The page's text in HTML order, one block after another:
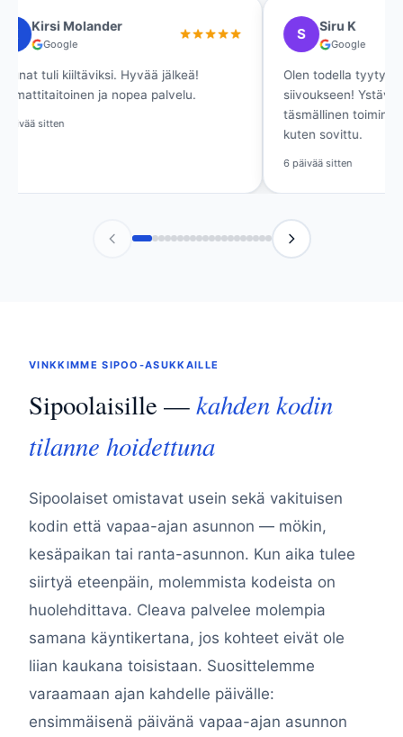
S Siru K
Google
Olen todella tyytyväinen asunnon
siivoukseen! Ystävällinen viestintä,
R Ritva
Google
Ikkunat ovat
Loistava
laadukkaalla
Viikko sitten
VINKKIMME SIPOO-ASUKKAILLE
Sipoolaisille —kahden kodin
tilanne hoidettuna
Sipoolaiset omistavat usein sekä vakituisen
kodin että vapaa-ajan asunnon — mökin,
kesäpaikan tai ranta-asunnon. Kun aika tulee
siirtyä eteenpäin, molemmista kodeista on
huolehdittava. Cleava palvelee molempia
samana käyntikertana, jos kohteet eivät ole
liian kaukana toisistaan. Suosittelemme
varaamaan ajan kahdelle päivälle:
ensimmäisenä päivänä vapaa-ajan asunnon